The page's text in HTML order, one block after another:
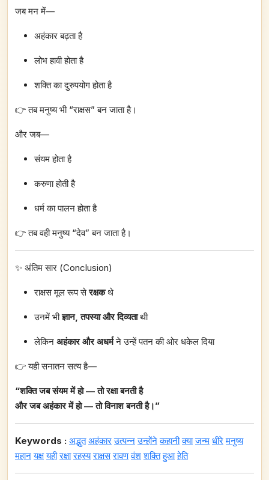
जब मन में—
अहंकार बढ़ता है
लोभ हावी होता है
शक्ति का दुरुपयोग होता है
👉 तब मनुष्य भी “राक्षस” बन जाता है।
और जब—
संयम होता है
करुणा होती है
धर्म का पालन होता है
👉 तब वही मनुष्य “देव” बन जाता है।
✨ अंतिम सार (Conclusion)
राक्षस मूल रूप सेरक्षकथे
उनमें भीज्ञान, तपस्या और दिव्यताथी
लेकिन अहंकार और अधर्मने उन्हें पतन की ओर धकेल दिया
👉 यही सनातन सत्य है—
“शक्ति जब संयम में हो — तो रक्षा बनती है
और जब अहंकार में हो — तो विनाश बनती है।”
Keywords : अद्भुत अहंकार उत्पन्न उन्होंने कहानी क्या जन्म धीरे मनुष्य
महान यक्ष यही रक्षा रहस्य राक्षस रावण वंश शक्ति हुआ हेति